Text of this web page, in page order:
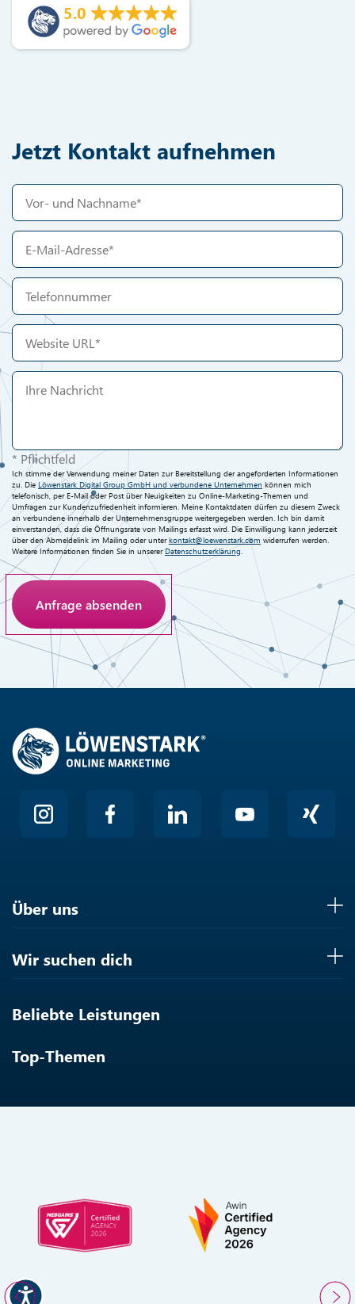
5.0
Jetzt Kontakt aufnehmen
* Pflichtfeld
Ich stimme der Verwendung meiner Daten zur Bereitstellung der angeforderten Informationen
zu. Die Löwenstark Digital Group GmbH und verbundene Unternehmen können mich
telefonisch, per E-Mail oder Post über Neuigkeiten zu Online-Marketing-Themen und
Umfragen zur Kundenzufriedenheit informieren. Meine Kontaktdaten dürfen zu diesem Zweck
an verbundene innerhalb der Unternehmensgruppe weitergegeben werden. Ich bin damit
einverstanden, dass die Öffnungsrate von Mailings erfasst wird. Die Einwilligung kann jederzeit
über den Abmeldelink im Mailing oder unterkontakt@loewenstark.com widerrufen werden.
Weitere Informationen finden Sie in unserer Datenschutzerklärung
Anti-Roboter-Verifizierung
Hier klicken
Über uns
Wir suchen dich
Beliebte Leistungen
Top-Themen